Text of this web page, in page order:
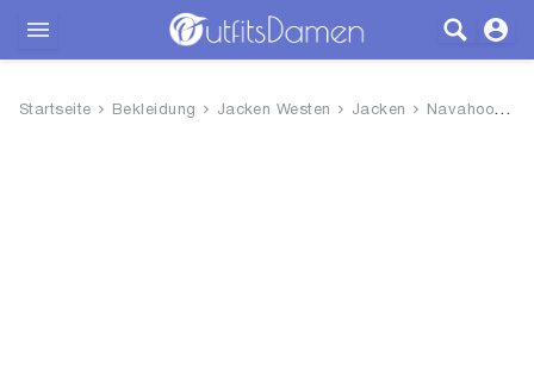
Startseite Bekleidung Jacken Westen Jacken Navahoo Damen Bomberjacke leic...